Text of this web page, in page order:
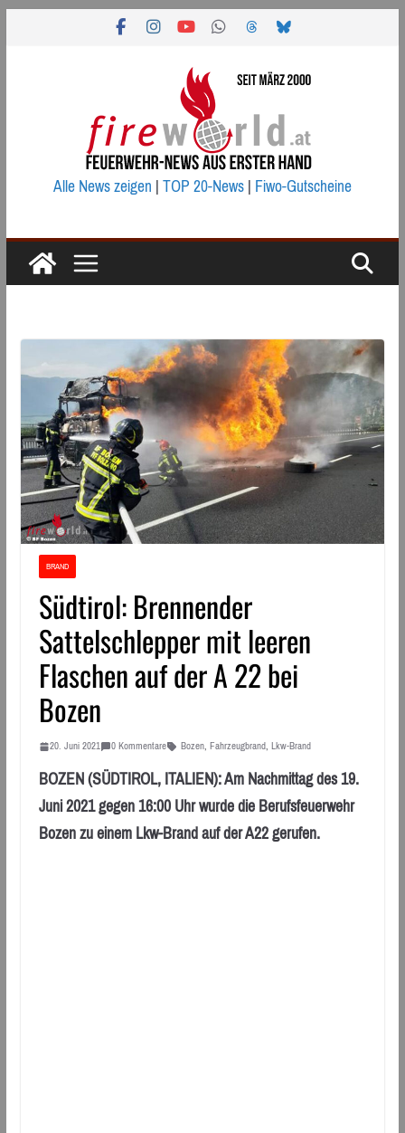
Alle News zeigen|TOP 20-News|Fiwo-Gutscheine
BRAND
Südtirol: Brennender
Sattelschlepper mit leeren
Flaschen auf der A 22 bei
Bozen
20. Juni 2021 0 Kommentare Bozen, Fahrzeugbrand, Lkw-Brand
BOZEN (SÜDTIROL, ITALIEN): Am Nachmittag des 19.
Juni 2021 gegen 16:00 Uhr wurde die Berufsfeuerwehr
Bozen zu einem Lkw-Brand auf der A22 gerufen.